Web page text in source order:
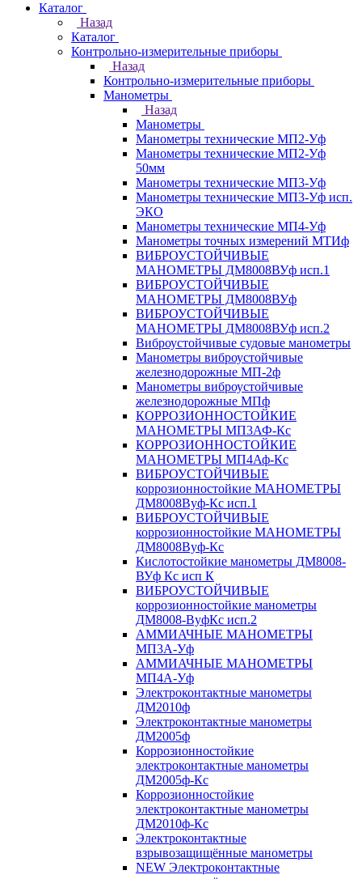
Каталог
Назад
Каталог
Контрольно-измерительные приборы
Назад
Контрольно-измерительные приборы
Манометры
Назад
Манометры
Манометры технические МП2-Уф
Манометры технические МП2-Уф
50мм
Манометры технические МП3-Уф
Манометры технические МП3-Уф исп.
ЭКО
Манометры технические МП4-Уф
Манометры точных измерений МТИф
ВИБРОУСТОЙЧИВЫЕ
МАНОМЕТРЫ ДМ8008ВУф исп.1
ВИБРОУСТОЙЧИВЫЕ
МАНОМЕТРЫ ДМ8008ВУф
ВИБРОУСТОЙЧИВЫЕ
МАНОМЕТРЫ ДМ8008ВУф исп.2
Виброустойчивые судовые манометры
Манометры виброустойчивые
железнодорожные МП-2ф
Манометры виброустойчивые
железнодорожные МПф
КОРРОЗИОННОСТОЙКИЕ
МАНОМЕТРЫ МП3АФ-Кс
КОРРОЗИОННОСТОЙКИЕ
МАНОМЕТРЫ МП4Аф-Кс
ВИБРОУСТОЙЧИВЫЕ
коррозионностойкие МАНОМЕТРЫ
ДМ8008Вуф-Кс исп.1
ВИБРОУСТОЙЧИВЫЕ
коррозионностойкие МАНОМЕТРЫ
ДМ8008Вуф-Кс
Кислотостойкие манометры ДМ8008-
ВУф Кс исп К
ВИБРОУСТОЙЧИВЫЕ
коррозионностойкие манометры
ДМ8008-ВуфКс исп.2
АММИАЧНЫЕ МАНОМЕТРЫ
МП3А-Уф
АММИАЧНЫЕ МАНОМЕТРЫ
МП4А-Уф
Электроконтактные манометры
ДМ2010ф
Электроконтактные манометры
ДМ2005ф
Коррозионностойкие
электроконтактные манометры
ДМ2005ф-Кс
Коррозионностойкие
электроконтактные манометры
ДМ2010ф-Кс
Электроконтактные
взрывозащищённые манометры
NEW Электроконтактные